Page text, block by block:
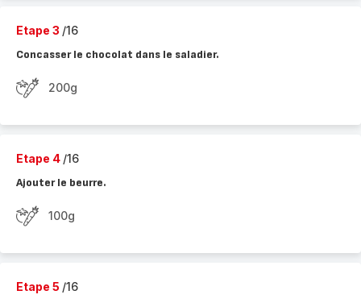
Etape 3 /16
Concasser le chocolat dans le saladier.
200g
Etape 4 /16
Ajouter le beurre.
100g
Etape 5 /16